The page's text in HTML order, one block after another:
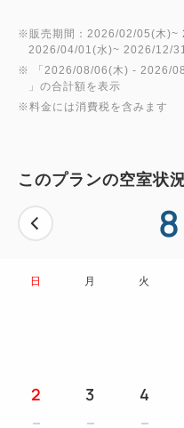
専用のエクセレンシィ
エクセレンシィフロア
17:00はこちらでチェッ
※上記時間以外のチェッ
す。
エクセレンシィフロア
※販売期間：2026/02/05(木)~
2026/04/01(水)~ 2026/12/
※ 「 2026/08/06(木) - 2026/
」の合計額を表示
※料金には消費税を含みます
このプランの空室状
8
日 月 火
2 3 4